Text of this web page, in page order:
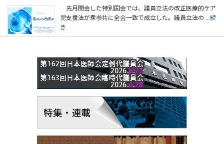
先月閉会した特別国会では、議員立法の改正医療的ケア
児支援法が衆参共に全会一致で成立した。議員立法の ...続
き